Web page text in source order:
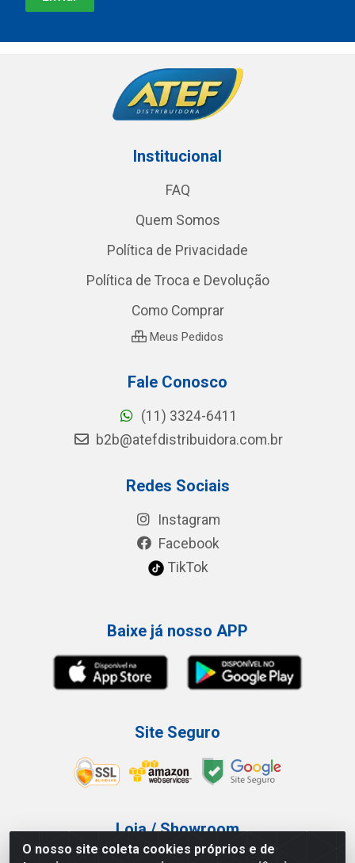
O nosso site coleta cookies próprios e de
Institucional
FAQ
Quem Somos
Política de Privacidade
Política de Troca e Devolução
Como Comprar
Meus Pedidos
Fale Conosco
(11) 3324-6411
b2b@atefdistribuidora.com.br
Redes Sociais
Instagram
Facebook
TikTok
Baixe já nosso APP
Site Seguro
Loja / Showroom
Tel.: (11) 3227-0546